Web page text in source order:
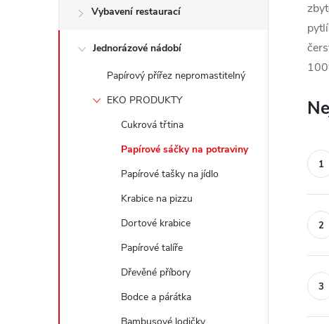
t
Vybavení restaurací
Jednorázové nádobí
Papírový přířez nepromastitelný
EKO PRODUKTY
Cukrová třtina
Papírové sáčky na potraviny
Papírové tašky na jídlo
Krabice na pizzu
Dortové krabice
Papírové talíře
Dřevěné příbory
Bodce a párátka